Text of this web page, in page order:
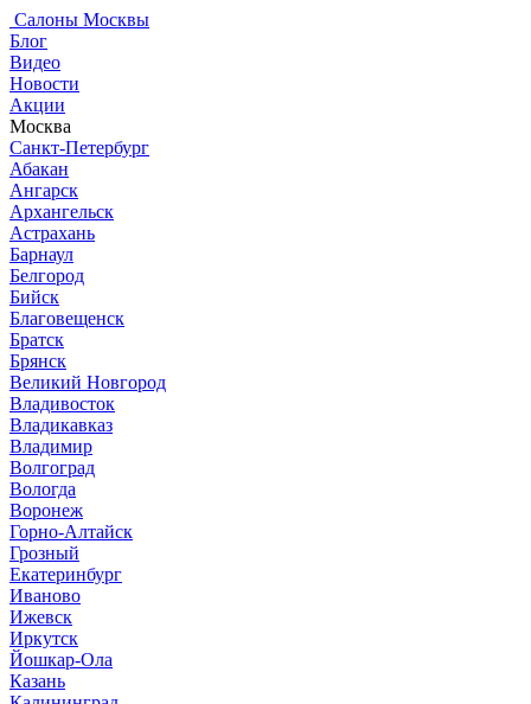
Салоны Москвы
Блог
Видео
Новости
Акции
Москва
Санкт-Петербург
Абакан
Ангарск
Архангельск
Астрахань
Барнаул
Белгород
Бийск
Благовещенск
Братск
Брянск
Великий Новгород
Владивосток
Владикавказ
Владимир
Волгоград
Вологда
Воронеж
Горно-Алтайск
Грозный
Екатеринбург
Иваново
Ижевск
Иркутск
Йошкар-Ола
Казань